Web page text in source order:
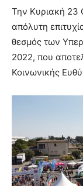
Την Κυριακή 23
απόλυτη
θεσμός των
2022, που
Κοινωνικής